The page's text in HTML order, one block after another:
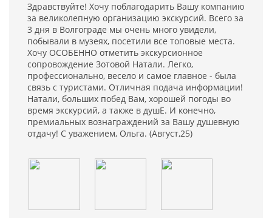
Здравствуйте! Хочу поблагодарить Вашу компанию
за великолепную организацию экскурсий. Всего за
3 дня в Волгограде мы очень много увидели,
побывали в музеях, посетили все топовые места.
Хочу ОСОБЕННО отметить экскурсионное
сопровождение Зотовой Натали. Легко,
профессионально, весело и самое главное - была
связь с туристами. Отличная подача информации!
Натали, больших побед Вам, хорошей погоды во
время экскурсий, а также в душЕ. И конечно,
премиальных вознаграждений за Вашу душевную
отдачу! С уважением, Ольга. (Август,25)